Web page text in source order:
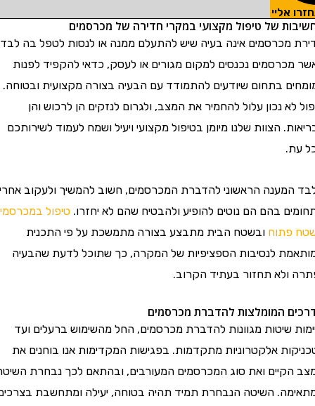
אליי
של טיפול מקצועי במקרי חדירה של מכרסמים
מכרסמים אינה בעיה שיש להתעלם ממנה או לנסות לטפל בה לבד.
מכרסמים נכנסים למקום מגורים או לעסק, כדאי להקפיד לפנות
בתחום שיודעים להתמודד עם הבעיה בצורה מקצועית ובטוחה.
לא נכון עלול להחמיר את המצב, ולגרום לנזקים הן לרכוש והן
הצוות שלנו מיומן בטיפול מקצועי ויעיל ושמח לעמוד לשירותכם
המענה הראשוני להדברת המכרסמים, חשוב להמשיך ולעקוב אחרי
בהם הם נוטים להופיע ולהבטיח שהם לא יחזרו.טיפול במכרסמים
פתוחובשטח הבית מתבצע בצורה מתמשכת על פי התכנית
לנסיבות הספציפיות של המקרה, כך שתוכל לדעת שהבעיה
ולא תחזור בעתיד הקרוב.
המומלצות להדברת מכרסמים
שיטות מגוונות להדברת מכרסמים, החל מהשימוש ברעלים ועד
אלקטרוניות מתקדמות. בפגישות המקדימות אנו בוחנים את
הקיים ואת סוג המכרסמים המעורבים, ובהתאם לכך נבחרת השיטה
השיטה הנבחרת תמיד תהיה בטוחה, יעילה ומתחשבת בצרכים